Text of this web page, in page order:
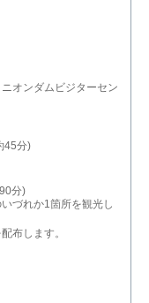
オンダムビジターセン
45分)
分)
づれか1箇所を観光し
布します。